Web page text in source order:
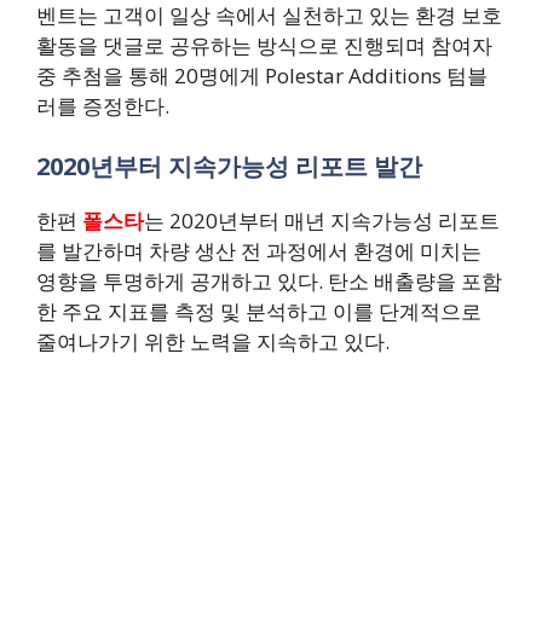
벤트는 고객이 일상 속에서 실천하고 있는 환경 보호
활동을 댓글로 공유하는 방식으로 진행되며 참여자
중 추첨을 통해 20명에게 Polestar Additions 텀블
러를 증정한다.
2020년부터 지속가능성 리포트 발간
한편 폴스타는 2020년부터 매년 지속가능성 리포트
를 발간하며 차량 생산 전 과정에서 환경에 미치는
영향을 투명하게 공개하고 있다. 탄소 배출량을 포함
한 주요 지표를 측정 및 분석하고 이를 단계적으로
줄여나가기 위한 노력을 지속하고 있다.